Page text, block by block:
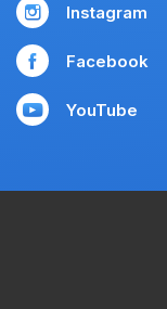
Instagram
Facebook
YouTube